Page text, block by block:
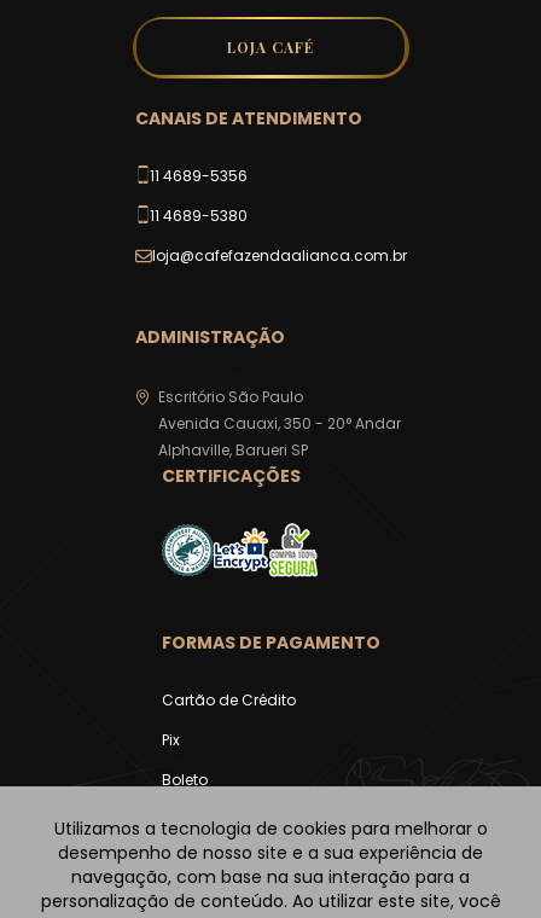
CANAIS DE ATENDIMENTO
11 4689-5356
11 4689-5380
loja@cafefazendaalianca.com.br
ADMINISTRAÇÃO
Escritório São Paulo
Avenida Cauaxi, 350 - 20° Andar
Alphaville, Barueri SP
CERTIFICAÇÕES
FORMAS DE PAGAMENTO
Cartão de Crédito
Pix
Boleto
Utilizamos a tecnologia de cookies para melhorar o
desempenho de nosso site e a sua experiência de
navegação, com base na sua interação para a
personalização de conteúdo. Ao utilizar este site, você